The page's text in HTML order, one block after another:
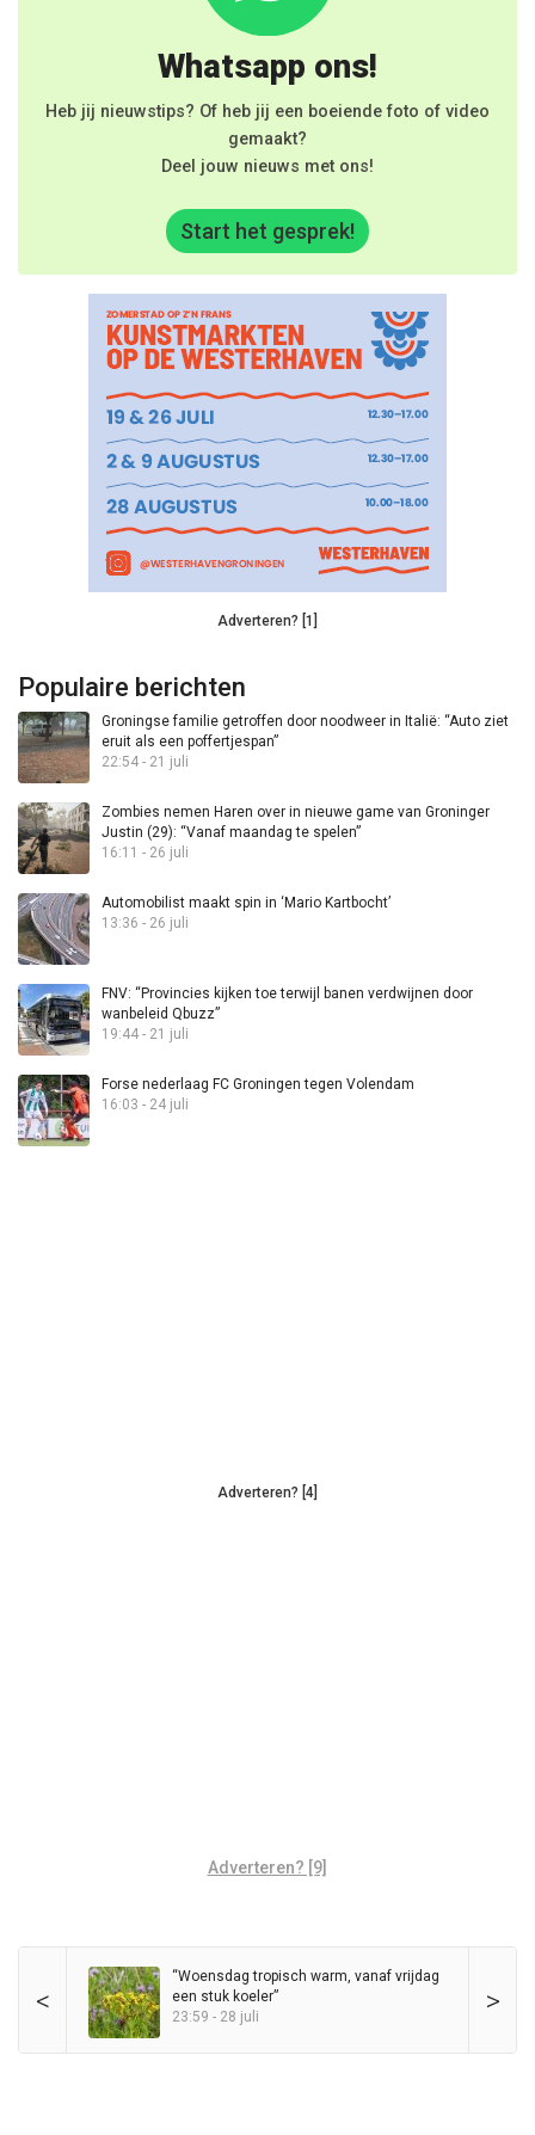
Whatsapp ons!
Heb jij nieuwstips? Of heb jij een boeiende foto of video
gemaakt?
Deel jouw nieuws met ons!
Start het gesprek!
Adverteren? [1]
Populaire berichten
Groningse familie getroffen door noodweer in Italië: “Auto ziet
eruit als een poffertjespan”
22:54 - 21 juli
Zombies nemen Haren over in nieuwe game van Groninger
Justin (29): “Vanaf maandag te spelen”
16:11 - 26 juli
Automobilist maakt spin in ‘Mario Kartbocht’
13:36 - 26 juli
FNV: “Provincies kijken toe terwijl banen verdwijnen door
wanbeleid Qbuzz”
19:44 - 21 juli
Forse nederlaag FC Groningen tegen Volendam
16:03 - 24 juli
Adverteren? [4]
Adverteren? [9]
< >
“Woensdag tropisch warm, vanaf vrijdag
een stuk koeler”
23:59 - 28 juli